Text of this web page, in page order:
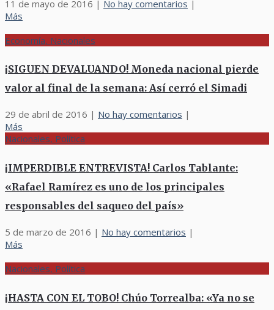
11 de mayo de 2016 | No hay comentarios |
Más
Economía, Nacionales
¡SIGUEN DEVALUANDO! Moneda nacional pierde
valor al final de la semana: Así cerró el Simadi
29 de abril de 2016 | No hay comentarios |
Más
Nacionales, Política
¡IMPERDIBLE ENTREVISTA! Carlos Tablante:
«Rafael Ramírez es uno de los principales
responsables del saqueo del país»
5 de marzo de 2016 | No hay comentarios |
Más
Nacionales, Política
¡HASTA CON EL TOBO! Chúo Torrealba: «Ya no se